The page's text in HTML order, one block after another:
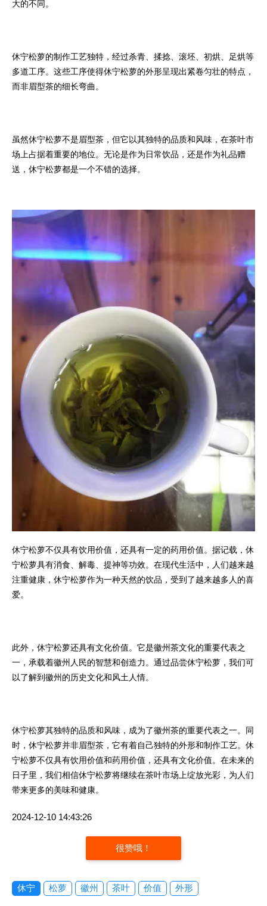
大的不同。
休宁松萝的制作工艺独特，经过杀青、揉捻、滚坯、初烘、足烘等
多道工序。这些工序使得休宁松萝的外形呈现出紧卷匀壮的特点，
而非眉型茶的细长弯曲。
虽然休宁松萝不是眉型茶，但它以其独特的品质和风味，在茶叶市
场上占据着重要的地位。无论是作为日常饮品，还是作为礼品赠
送，休宁松萝都是一个不错的选择。
休宁松萝不仅具有饮用价值，还具有一定的药用价值。据记载，休
宁松萝具有消食、解毒、提神等功效。在现代生活中，人们越来越
注重健康，休宁松萝作为一种天然的饮品，受到了越来越多人的喜
爱。
此外，休宁松萝还具有文化价值。它是徽州茶文化的重要代表之
一，承载着徽州人民的智慧和创造力。通过品尝休宁松萝，我们可
以了解到徽州的历史文化和风土人情。
休宁松萝其独特的品质和风味，成为了徽州茶的重要代表之一。同
时，休宁松萝并非眉型茶，它有着自己独特的外形和制作工艺。休
宁松萝不仅具有饮用价值和药用价值，还具有文化价值。在未来的
日子里，我们相信休宁松萝将继续在茶叶市场上绽放光彩，为人们
带来更多的美味和健康。
2024-12-10 14:43:26
很赞哦！
休宁 松萝 徽州 茶叶 价值 外形